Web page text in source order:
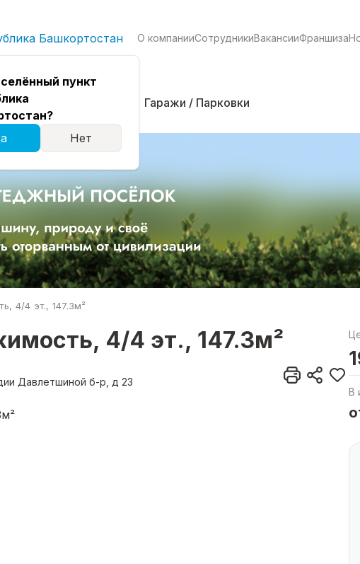
Башкортостан
пункт
Нет
О компанииСотрудникиВакансииФраншиза
Гаражи / Парковки
4/4 эт., 147.3м²
4/4 эт., 147.3м²
Давлетшиной б-р, д 23
В